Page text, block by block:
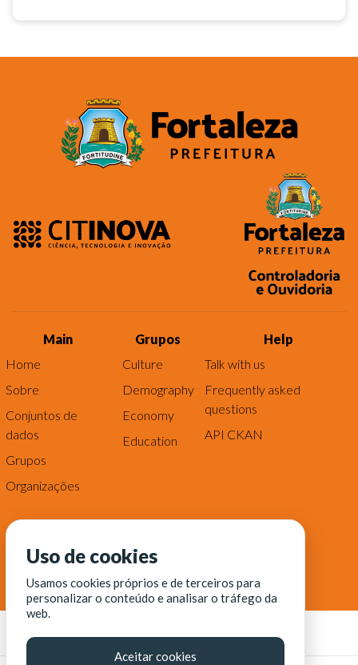
Main
Home
Sobre
Conjuntos de
dados
Grupos
Organizações
Grupos
Culture
Demography
Economy
Education
Help
Talk with us
Frequently asked
questions
API CKAN
Uso de cookies
Usamos cookies próprios e de terceiros para
personalizar o conteúdo e analisar o tráfego da
web.
Aceitar cookies